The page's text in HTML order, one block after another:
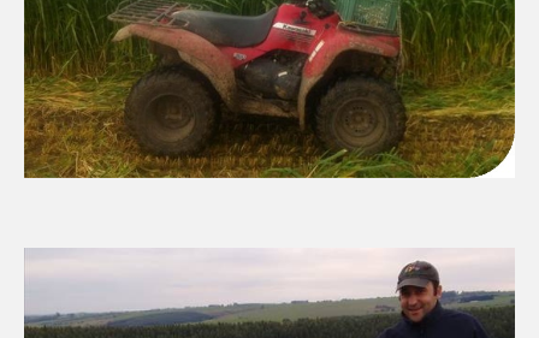
Area Code: Required
Phone: Required
Required